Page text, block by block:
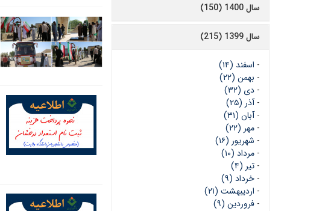
سال 1400 (150)
سال 1399 (215)
- اسفند (۱۴)
- بهمن (۲۲)
- دی (۳۲)
-آذر (۲۵)
-آبان (۳۱)
- مهر (۲۲)
- شهریور (۱۶)
- مرداد (۱۰)
- تیر (۴)
- خرداد (۹)
- اردیبهشت (۲۱)
- فروردین (۹)